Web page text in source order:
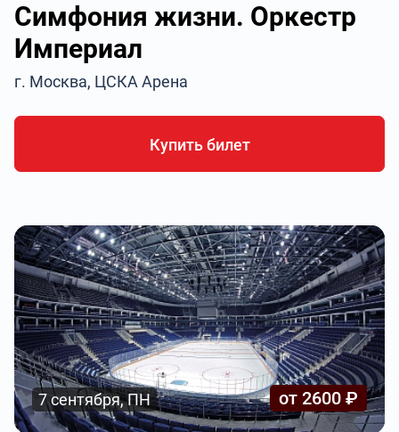
Симфония жизни. Оркестр
Империал
г. Москва, ЦСКА Арена
Купить билет
7 сентября, ПН от 2600 ₽